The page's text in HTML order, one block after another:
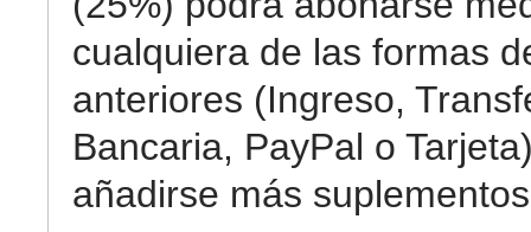
cualquiera de las formas
anteriores (Ingreso,
Bancaria, PayPal o
añadirse más